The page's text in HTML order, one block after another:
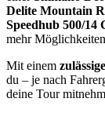
Delite Mountain
Speedhub 500/14
mehr
Mit einem
du – je nach
deine Tour